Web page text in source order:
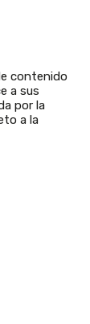
contenido
a sus
por la
a la